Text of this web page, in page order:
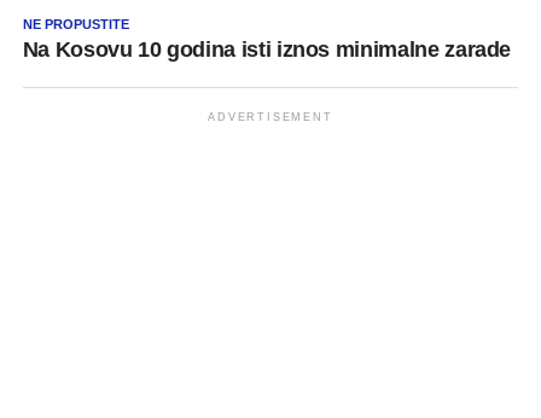
NE PROPUSTITE
Na Kosovu 10 godina isti iznos minimalne zarade
ADVERTISEMENT